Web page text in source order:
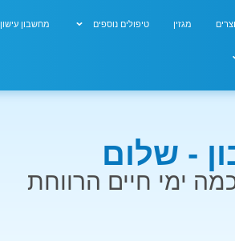
מגזין טיפולים נוספים מחשבון עישון
- שלום
ימי חיים הרווחת